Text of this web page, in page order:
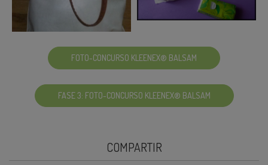
FOTO-CONCURSO KLEENEX® BALSAM
FASE 3: FOTO-CONCURSO KLEENEX® BALSAM
COMPARTIR